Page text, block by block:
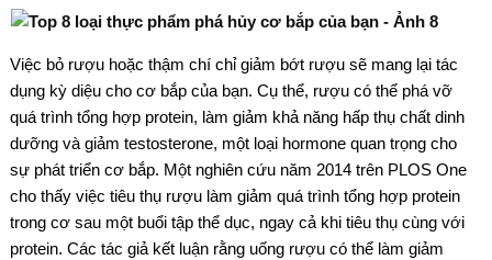
Việc bỏ rượu hoặc thậm chí chỉ giảm bớt rượu sẽ mang lại tác
dụng kỳ diệu cho cơ bắp của bạn. Cụ thể, rượu có thể phá vỡ
quá trình tổng hợp protein, làm giảm khả năng hấp thụ chất dinh
dưỡng và giảm testosterone, một loại hormone quan trọng cho
sự phát triển cơ bắp. Một nghiên cứu năm 2014 trên PLOS One
cho thấy việc tiêu thụ rượu làm giảm quá trình tổng hợp protein
trong cơ sau một buổi tập thể dục, ngay cả khi tiêu thụ cùng với
protein. Các tác giả kết luận rằng uống rượu có thể làm giảm